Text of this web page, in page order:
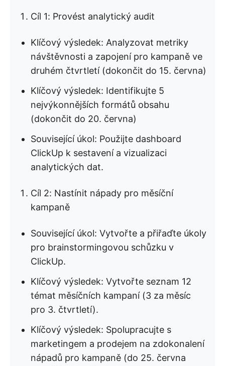
Cíl 1: Provést analytický audit
Klíčový výsledek: Analyzovat metriky
návštěvnosti a zapojení pro kampaně ve
druhém čtvrtletí (dokončit do 15. června)
Klíčový výsledek: Identifikujte 5
nejvýkonnějších formátů obsahu
(dokončit do 20. června)
Související úkol: Použijte dashboard
ClickUp k sestavení a vizualizaci
analytických dat.
Cíl 2: Nastínit nápady pro měsíční
kampaně
Související úkol: Vytvořte a přiřaďte úkoly
pro brainstormingovou schůzku v
ClickUp.
Klíčový výsledek: Vytvořte seznam 12
témat měsíčních kampaní (3 za měsíc
pro 3. čtvrtletí).
Klíčový výsledek: Spolupracujte s
marketingem a prodejem na zdokonalení
nápadů pro kampaně (do 25. června